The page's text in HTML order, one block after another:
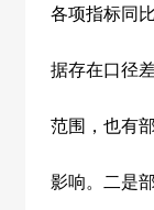
各项指标同
据存在口径
范围，也有
影响。二是